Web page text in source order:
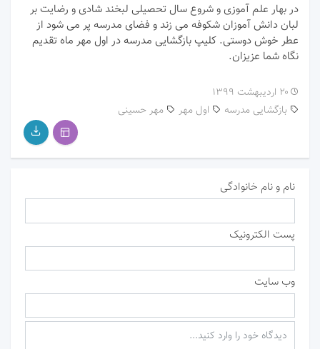
در بهار علم آموزی و شروع سال تحصیلی لبخند شادی و رضایت بر
لبان دانش آموزان شکوفه می زند و فضای مدرسه پر می شود از
عطر خوش دوستی. کلیپ بازگشایی مدرسه در اول مهر ماه تقدیم
نگاه شما عزیزان.
۲۰ اردیبهشت ۱۳۹۹
اول مهر
بازگشایی مدرسه مهر حسینی
نام و نام خانوادگی
پست الکترونیک
وب سایت